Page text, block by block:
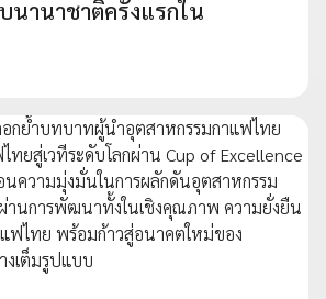
นานาชาติครั้งแรกใน